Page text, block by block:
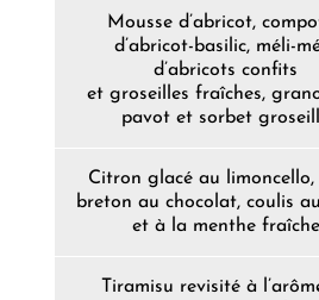
Mousse d’abricot,
d’abricot-basilic, méli-
d’abricots confits
et groseilles fraîches,
pavot et sorbet
Citron glacé au limoncello,
breton au chocolat, coulis
et à la menthe fraîche
Tiramisu revisité à